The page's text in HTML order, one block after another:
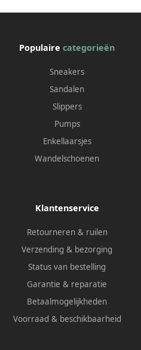
Populaire categorieën
Sneakers
Sandalen
Slippers
Pumps
Enkellaarsjes
Wandelschoenen
Klantenservice
Retourneren & ruilen
Verzending & bezorging
Status van bestelling
Garantie & reparatie
Betaalmogelijkheden
Voorraad & beschikbaarheid